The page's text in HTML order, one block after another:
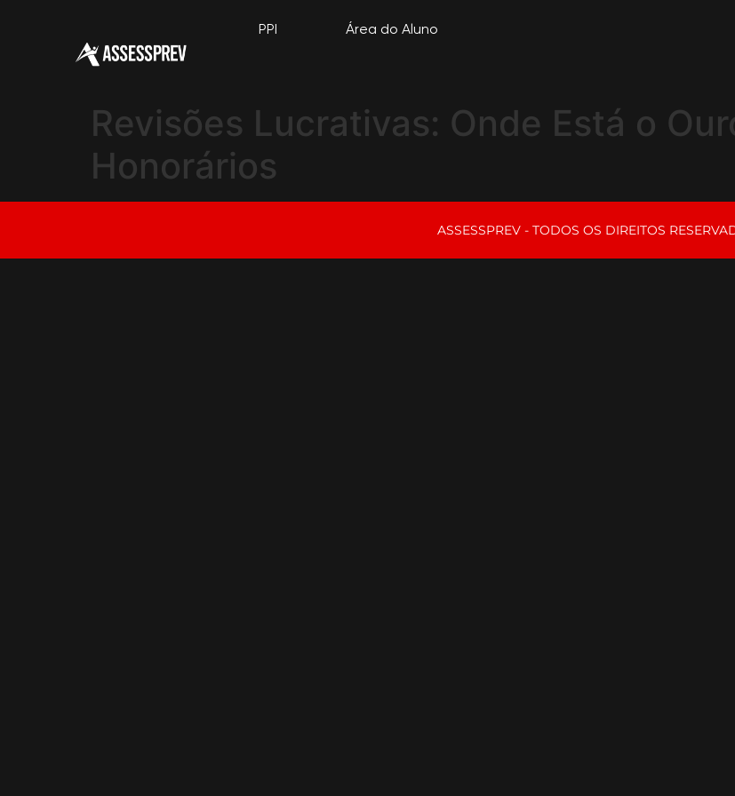
PPI Área do Aluno
Revisões Lucrativas: Onde Está o
Honorários
ASSESSPREV - TODOS OS DIREITOS